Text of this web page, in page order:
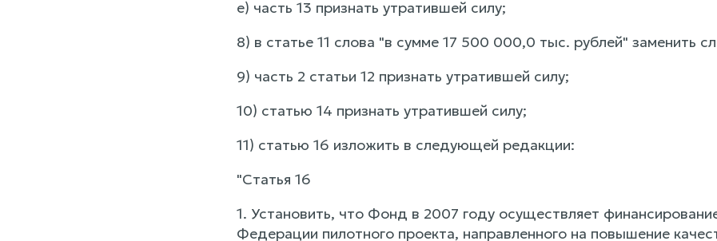
е) часть 13 признать утратившей силу;
8) в статье 11 слова "в сумме 17 500 000,0 тыс. рублей" заменить
9) часть 2 статьи 12 признать утратившей силу;
10) статью 14 признать утратившей силу;
11) статью 16 изложить в следующей редакции:
"Статья 16
1. Установить, что Фонд в 2007 году осуществляет
Федерации пилотного проекта, направленного на повышение